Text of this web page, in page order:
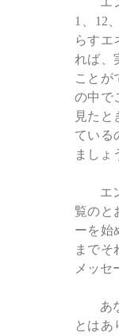
1、12
らすエ
れば、
ことが
の中で
見たと
ている
ましょ
エ
覧のと
ーを始
までそ
メッセ
あ
とはあ